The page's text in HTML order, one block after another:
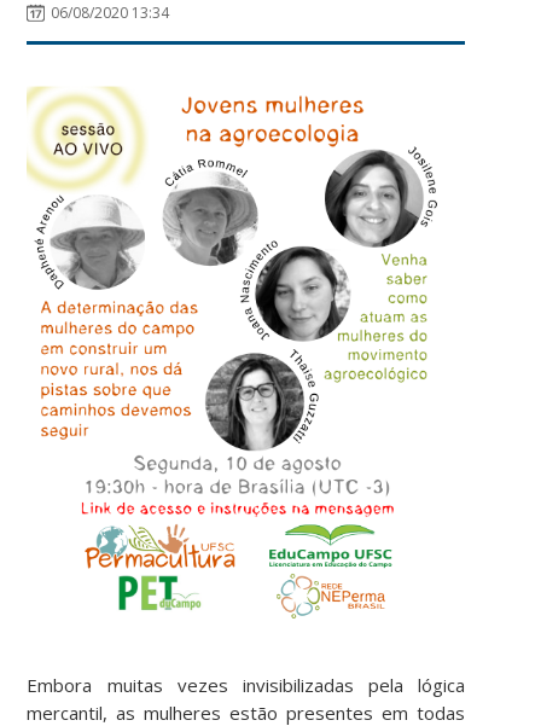
06/08/2020 13:34
Embora muitas vezes invisibilizadas pela lógica
mercantil, as mulheres estão presentes em todas